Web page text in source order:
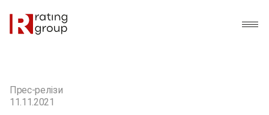
Прес-релізи
11.11.2021